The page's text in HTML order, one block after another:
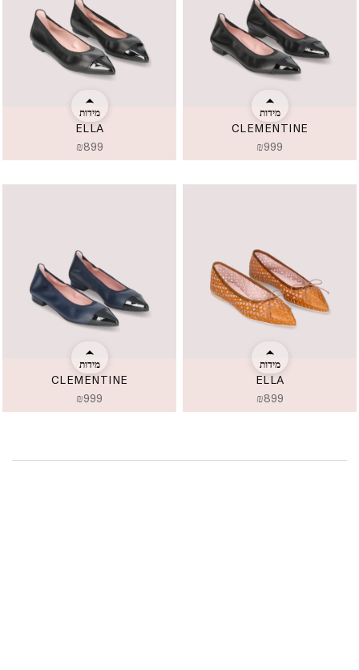
ELLA
₪899
מידות
CLEMENTINE
₪999
מידות
CLEMENTINE
₪999
מידות
ELLA
₪899
מידות